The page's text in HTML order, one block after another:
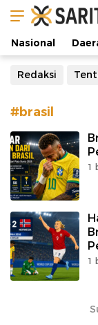
Manifestasi
Nasional
Redaksi
#brasil
1
1